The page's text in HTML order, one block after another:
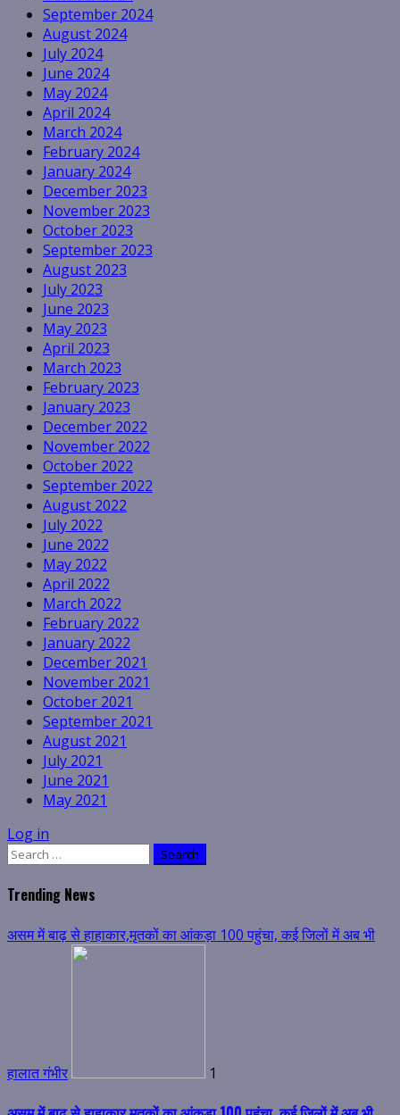
September 2024
August 2024
July 2024
June 2024
May 2024
April 2024
March 2024
February 2024
January 2024
December 2023
November 2023
October 2023
September 2023
August 2023
July 2023
June 2023
May 2023
April 2023
March 2023
February 2023
January 2023
December 2022
November 2022
October 2022
September 2022
August 2022
July 2022
June 2022
May 2022
April 2022
March 2022
February 2022
January 2022
December 2021
November 2021
October 2021
September 2021
August 2021
July 2021
June 2021
May 2021
Log in
Search
Trending News
असम में बाढ़ से हाहाकार,मृतकों का आंकड़ा 100 पहुंचा, कई जिलों में अब भी
हालात गंभीर 1